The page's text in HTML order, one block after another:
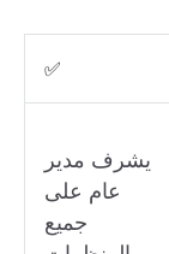
✅
يشرف مدير
عام على
جميع